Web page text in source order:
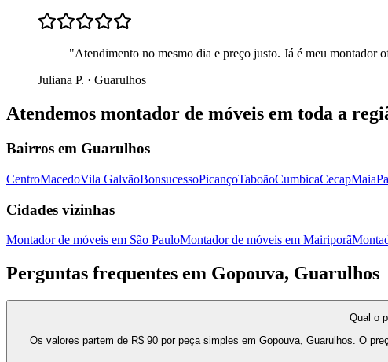
"Atendimento no mesmo dia e preço justo. Já é meu montador
Juliana P. · Guarulhos
Atendemos montador de móveis em toda a
Bairros em Guarulhos
CentroMacedoVila GalvãoBonsucessoPicançoTaboãoCumbicaCecapMaia
Cidades vizinhas
Montador de móveis em São PauloMontador de móveis em Mairiporã
Perguntas frequentes em Gopouva, Guarulhos
Qual o
Os valores partem de R$ 90 por peça simples em Gopouva, Guarulhos. O